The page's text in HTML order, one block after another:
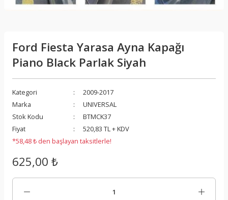
Ford Fiesta Yarasa Ayna Kapağı
Piano Black Parlak Siyah
Kategori
2009-2017
Marka
UNIVERSAL
Stok Kodu
BTMCK37
Fiyat
520,83 TL + KDV
*58,48 ₺ den başlayan taksitlerle!
625,00 ₺